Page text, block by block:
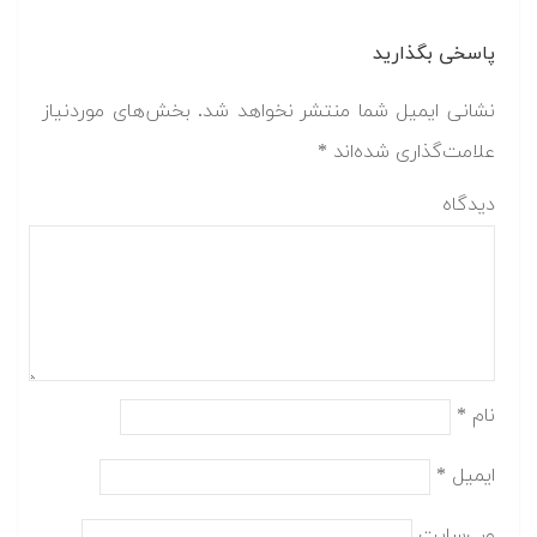
پاسخی بگذارید
نشانی ایمیل شما منتشر نخواهد شد. بخش‌های موردنیاز
علامت‌گذاری شده‌اند *
دیدگاه
نام *
ایمیل *